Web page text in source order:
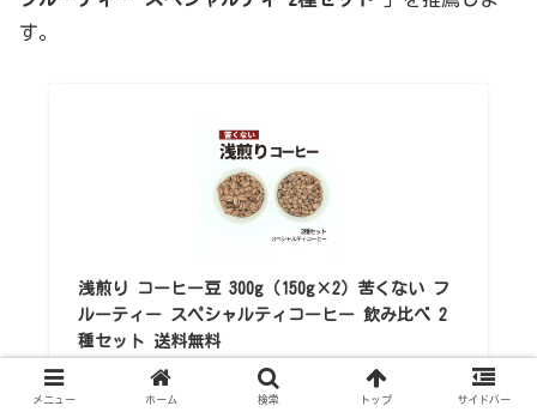
す。
浅煎り コーヒー豆 300g（150g×2）苦くない フ
ルーティー スペシャルティコーヒー 飲み比べ 2
種セット 送料無料
スペシャルティコーヒー蒼
（2026/04/14 13:15時点 | 楽天市場調べ）
メニュー ホーム 検索 トップ サイドバー